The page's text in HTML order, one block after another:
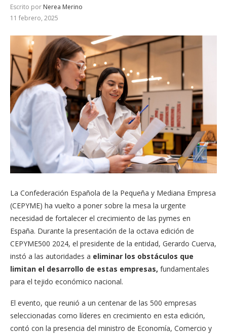
Escrito por Nerea Merino
11 febrero, 2025
La Confederación Española de la Pequeña y Mediana Empresa
(CEPYME) ha vuelto a poner sobre la mesa la urgente
necesidad de fortalecer el crecimiento de las pymes en
España. Durante la presentación de la octava edición de
CEPYME500 2024, el presidente de la entidad, Gerardo Cuerva,
instó a las autoridades a eliminar los obstáculos que
limitan el desarrollo de estas empresas, fundamentales
para el tejido económico nacional.
El evento, que reunió a un centenar de las 500 empresas
seleccionadas como líderes en crecimiento en esta edición,
contó con la presencia del ministro de Economía, Comercio y